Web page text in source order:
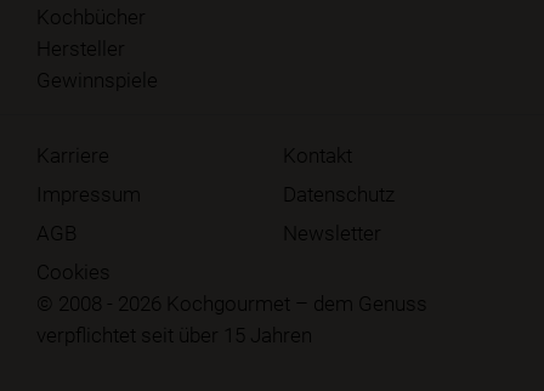
Kochbücher
Hersteller
Gewinnspiele
© 2008 - 2026 Kochgourmet – dem Genuss
verpflichtet seit über 15 Jahren
Karriere
Kontakt
Impressum
Datenschutz
AGB
Newsletter
Cookies